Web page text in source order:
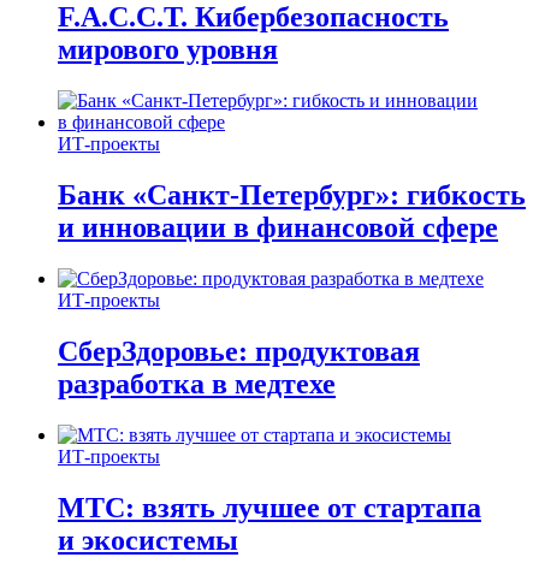
F.A.C.C.T. Кибербезопасность
мирового уровня
ИТ-проекты
Банк «Санкт-Петербург»: гибкость
и инновации в финансовой сфере
ИТ-проекты
СберЗдоровье: продуктовая
разработка в медтехе
ИТ-проекты
МТС: взять лучшее от стартапа
и экосистемы